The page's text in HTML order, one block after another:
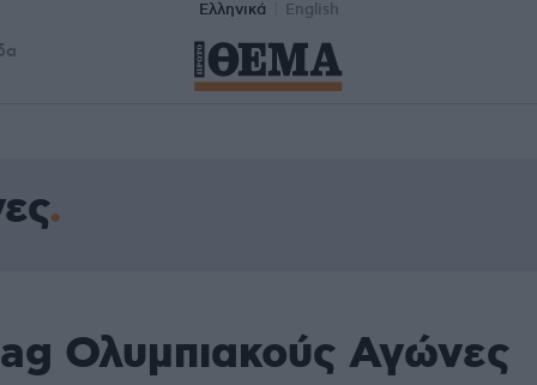
Ελληνικά English
Ολυμπιακούς Αγώνες